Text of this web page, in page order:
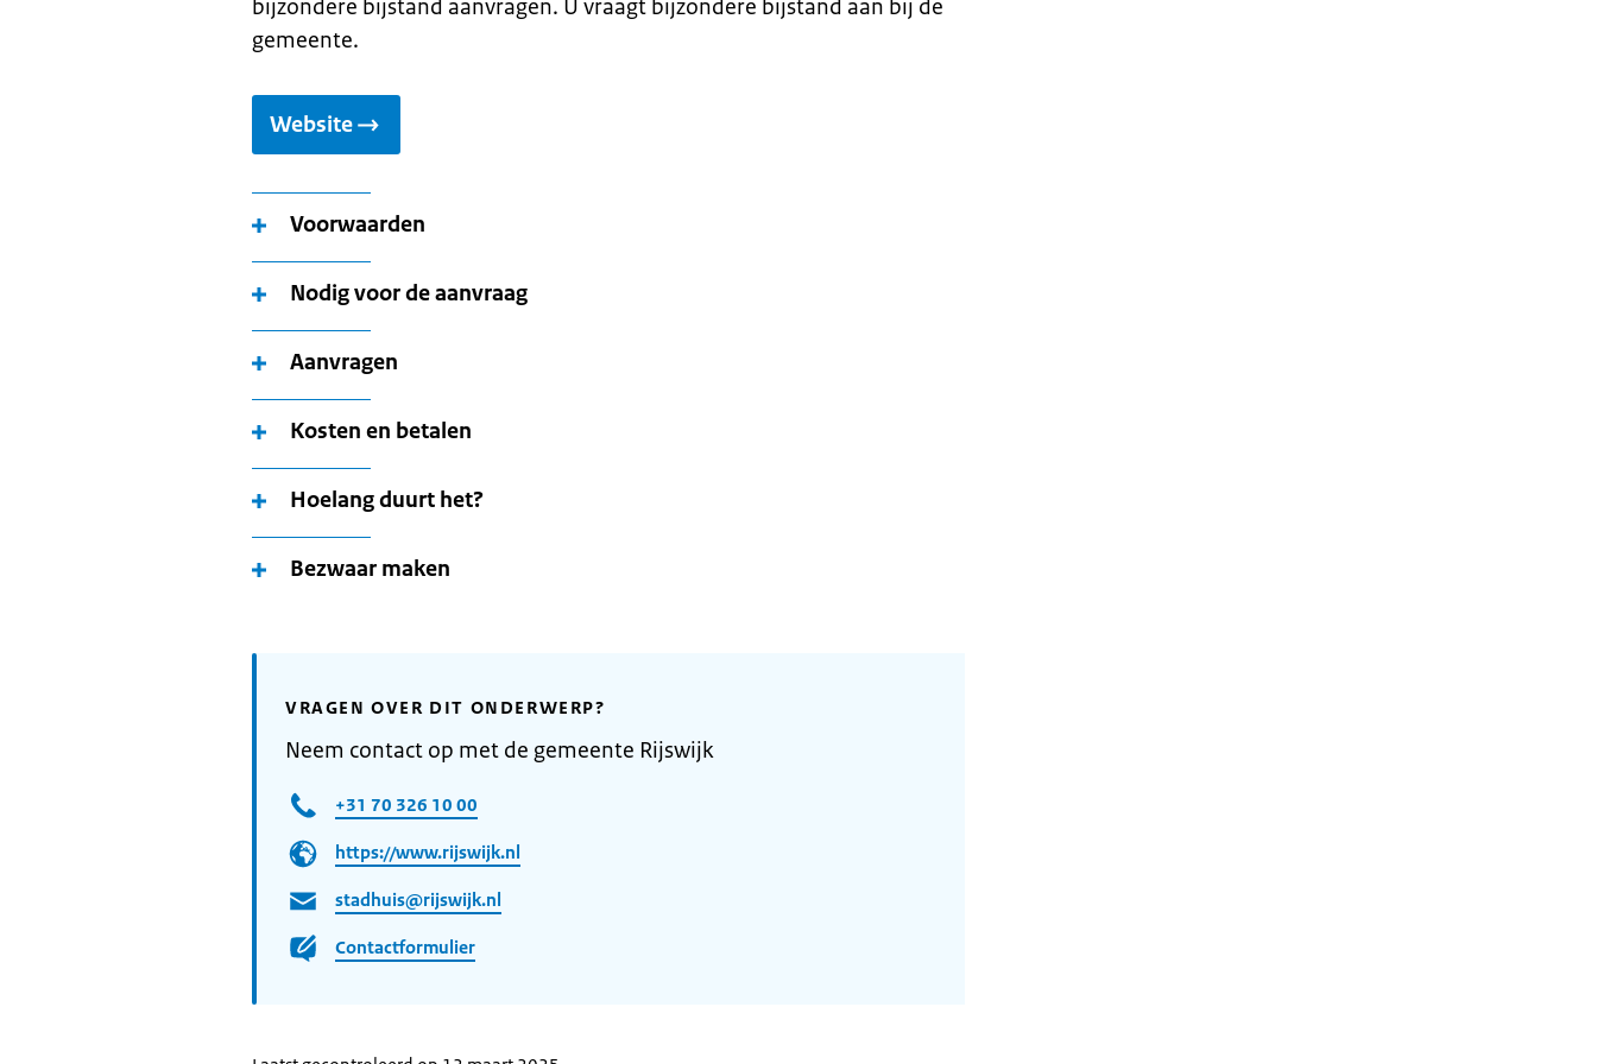
bijzondere bijstand aanvragen. U vraagt bijzondere bijstand aan bij de
gemeente.
Website
Voorwaarden
Nodig voor de aanvraag
Aanvragen
Kosten en betalen
Hoelang duurt het?
Bezwaar maken
VRAGEN OVER DIT ONDERWERP?
Neem contact op met de gemeente Rijswijk
+31 70 326 10 00
https://www.rijswijk.nl
stadhuis@rijswijk.nl
Contactformulier